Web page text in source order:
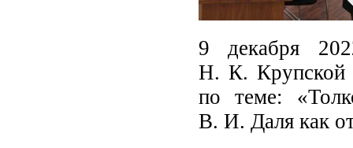
9 декабря
Н. К. Крупской
по теме:
В. И. Даля как